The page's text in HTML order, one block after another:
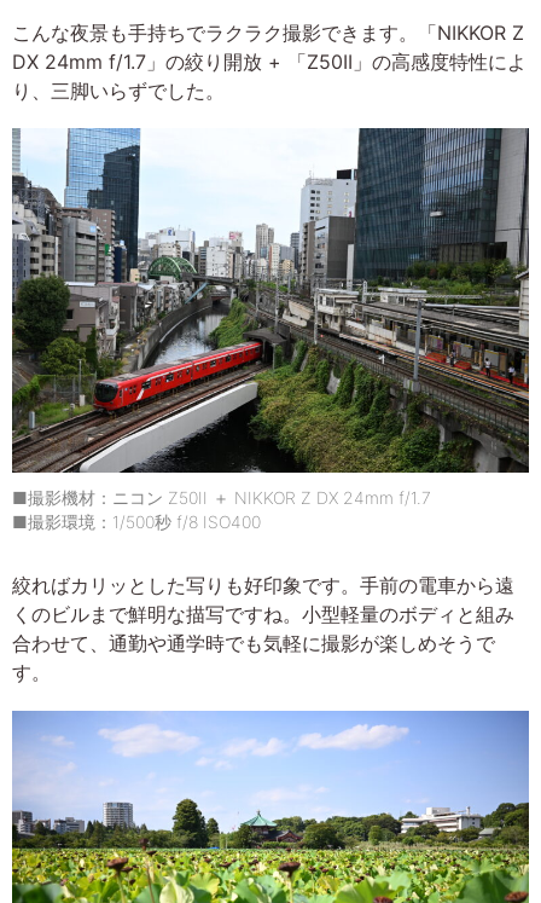
こんな夜景も手持ちでラクラク撮影できます。「NIKKOR Z
DX 24mm f/1.7」の絞り開放 + 「Z50II」の高感度特性によ
り、三脚いらずでした。
■撮影機材：ニコン Z50II ＋ NIKKOR Z DX 24mm f/1.7
■撮影環境：1/500秒 f/8 ISO400
絞ればカリッとした写りも好印象です。手前の電車から遠
くのビルまで鮮明な描写ですね。小型軽量のボディと組み
合わせて、通勤や通学時でも気軽に撮影が楽しめそうで
す。